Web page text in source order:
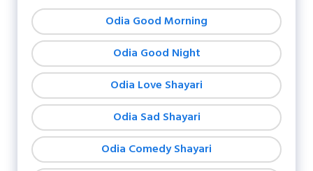
Odia Good Morning
Odia Good Night
Odia Love Shayari
Odia Sad Shayari
Odia Comedy Shayari